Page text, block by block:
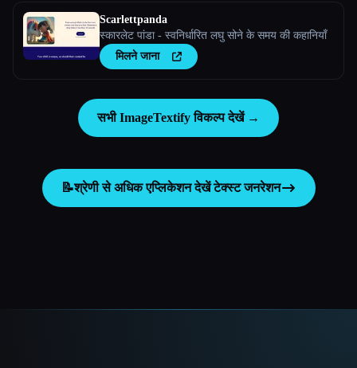
Scarlettpanda
स्कारलेट पांडा - स्वनिर्धारित लघु सोने के समय की कहानियाँ
मिलने जाना
सभी ImageTextify विकल्प देखें →
📝श्रेणी से अधिक एप्लिकेशन देखेंटेक्स्ट जनरेशन